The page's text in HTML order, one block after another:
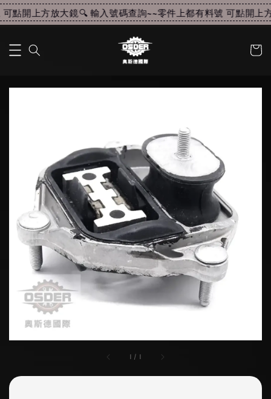
點開上方放大鏡🔍 輸入號碼查詢~~零件上都有料號 可點開上
1 / 1